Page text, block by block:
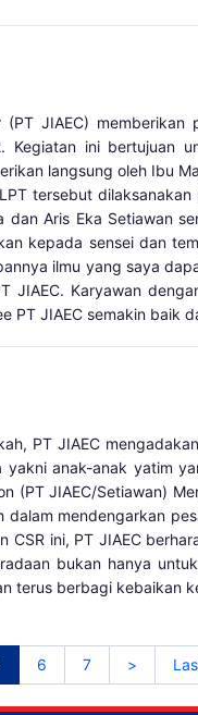
JIAEC)
ini bertujuan
langsung oleh Ibu
tersebut
Aris Eka Setiawan
kepada sensei dan
ilmu yang saya
Karyawan
JIAEC semakin baik
PT JIAEC
anak-anak yatim
(PT JIAEC/Setiawan)
mendengarkan
CSR ini, PT JIAEC
bukan hanya
berbagi kebaikan
6 7 >